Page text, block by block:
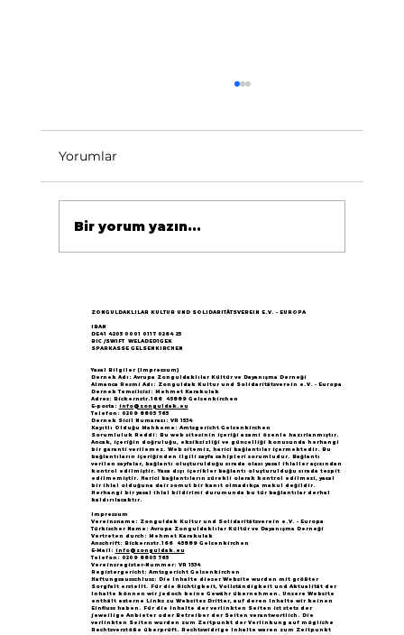
büyük yankı uyandırdı...
Yorumlar
Bir yorum yazın...
ZONGULDAKLILAR KULTUR UND SOLIDARITÄTSVEREIN E.V. - EUROPA
IBAN
DE41 4205 0001 0117 0264 25
BIC /SWIFT WELADED1GEK
SPARKASSE GELSENKIRCHEN
Yasal Bilgiler (Impressum)
Dernek Adı: Avrupa Zonguldaklılar Kültür ve Dayanışma Derneği
Almanca Resmi Adı: Zonguldak Kultur und Solidaritätsverein e.V. - Europa
Dernek Temsilcisi: Mehmet Karakulak
Adres: Bickernstr.166 45889 Gelsenkirchen
E-posta: info@zonguldak.eu
Telefon: 0209 8805 765
Dernek Sicil Numarası: VR 1534
Kayıtlı Olduğu Mahkeme: Amtsgericht Gelsenkirchen
Sorumluluk Reddi: Bu web sitesinin içeriği azami özenle hazırlanmıştır.
Ancak, içeriğin doğruluğu, eksiksizliği ve güncelliği konusunda herhangi
bir garanti verilemez. Web sitemiz, harici bağlantılar içermektedir. Bu
bağlantıların içeriğinden ilgili sayfa sahipleri sorumludur. Bağlantı
verilen sayfalar, bağlantı oluşturulduğu sırada olası yasal ihlaller açısından
kontrol edilmiştir. Yasa dışı içerikler bağlantı oluşturulduğu sırada tespit
edilmemiştir. Harici bağlantıların sürekli olarak kontrol edilmesi, yasal
bir ihlal olduğuna dair somut bir kanıt olmadıkça makul değildir.
Herhangi bir yasal ihlal bildirimi durumunda bu tür bağlantılar derhal
kaldırılacaktır.
Impressum
Vereinsname: Zonguldak Kultur und Solidaritätsverein e.V. - Europa
Türkischer Name: Avrupa Zonguldaklılar Kültür ve Dayanışma Derneği
Vertreten durch: Mehmet Karakulak
Anschrift: Bickernstr.166 45889 Gelsenkirchen
E-Mail: info@zonguldak.eu
Telefon: 0209 8805 765
Vereinsregister-Nummer: VR 1534
Registergericht: Amtsgericht Gelsenkirchen
Haftungsausschluss: Die Inhalte dieser Website wurden mit größter
Sorgfalt erstellt. Für die Richtigkeit, Vollständigkeit und Aktualität der
Inhalte können wir jedoch keine Gewähr übernehmen. Unsere Website
enthält externe Links zu Websites Dritter, auf deren Inhalte wir keinen
Einfluss haben. Für die Inhalte der verlinkten Seiten ist stets der
jeweilige Anbieter oder Betreiber der Seiten verantwortlich. Die
verlinkten Seiten wurden zum Zeitpunkt der Verlinkung auf mögliche
Rechtsverstöße überprüft. Rechtswidrige Inhalte waren zum Zeitpunkt